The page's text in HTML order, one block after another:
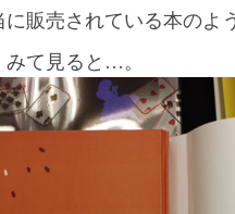
に販売されている本のよ
て見ると…。